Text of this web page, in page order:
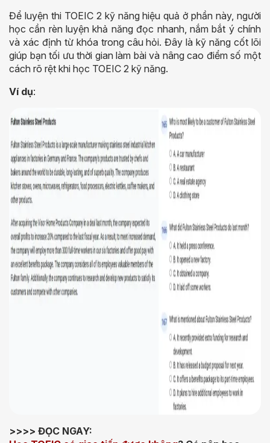
Để luyện thi TOEIC 2 kỹ năng hiệu quả ở phần này, người
học cần rèn luyện khả năng đọc nhanh, nắm bắt ý chính
và xác định từ khóa trong câu hỏi. Đây là kỹ năng cốt lõi
giúp bạn tối ưu thời gian làm bài và nâng cao điểm số một
cách rõ rệt khi học TOEIC 2 kỹ năng.
Ví dụ:
>>>> ĐỌC NGAY: